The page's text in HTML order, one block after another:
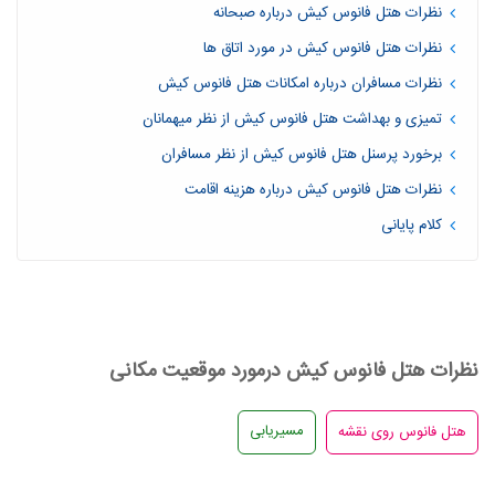
نظرات هتل فانوس کیش درباره صبحانه
نظرات هتل فانوس کیش در مورد اتاق ها
نظرات مسافران درباره امکانات هتل فانوس کیش
تمیزی و بهداشت هتل فانوس کیش از نظر میهمانان
برخورد پرسنل هتل فانوس کیش از نظر مسافران
نظرات هتل فانوس کیش درباره هزینه اقامت
کلام پایانی
نظرات هتل فانوس کیش درمورد موقعیت مکانی
مسیریابی